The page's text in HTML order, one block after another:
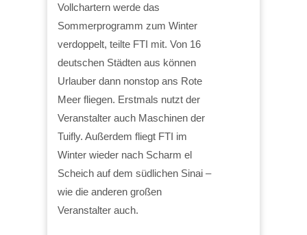
Vollchartern werde das
Sommerprogramm zum Winter
verdoppelt, teilte FTI mit. Von 16
deutschen Städten aus können
Urlauber dann nonstop ans Rote
Meer fliegen. Erstmals nutzt der
Veranstalter auch Maschinen der
Tuifly. Außerdem fliegt FTI im
Winter wieder nach Scharm el
Scheich auf dem südlichen Sinai –
wie die anderen großen
Veranstalter auch.